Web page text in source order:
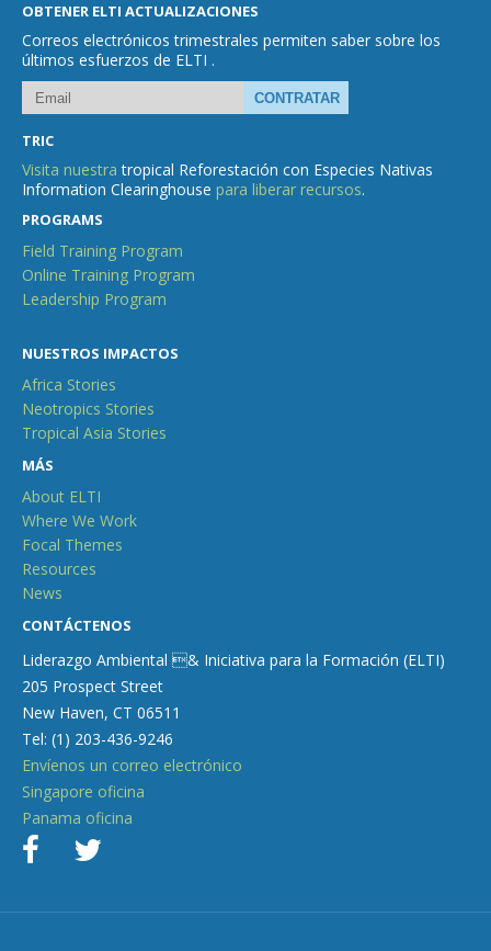
OBTENER ELTI ACTUALIZACIONES
Correos electrónicos trimestrales permiten saber sobre los
últimos esfuerzos de ELTI .
TRIC
Visita nuestra tropical Reforestación con Especies Nativas
Information Clearinghouse para liberar recursos.
PROGRAMS
Field Training Program
Online Training Program
Leadership Program
NUESTROS IMPACTOS
Africa Stories
Neotropics Stories
Tropical Asia Stories
MÁS
About ELTI
Where We Work
Focal Themes
Resources
News
CONTÁCTENOS
Liderazgo Ambiental & Iniciativa para la Formación (ELTI)
205 Prospect Street
New Haven, CT 06511
Tel: (1) 203-436-9246
Envíenos un correo electrónico
Singapore oficina
Panama oficina